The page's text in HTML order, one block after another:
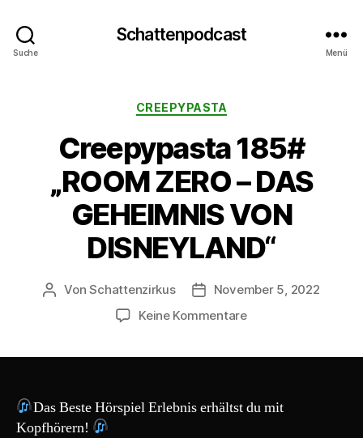
Suche
Schattenpodcast
Menü
Kategorien
CREEPYPASTA
Creepypasta 185#
„ROOM ZERO – DAS
GEHEIMNIS VON
DISNEYLAND“
Beitragsautor
VonSchattenzirkus Beitragsdatum
November 5, 2022
Keine Kommentarezu
–
Das Beste Hörspiel Erlebnis erhältst du mit
Kopfhörern!